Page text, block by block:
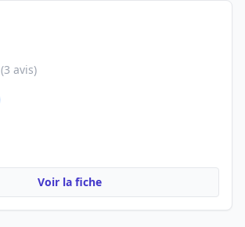
(3 avis)
Voir la fiche